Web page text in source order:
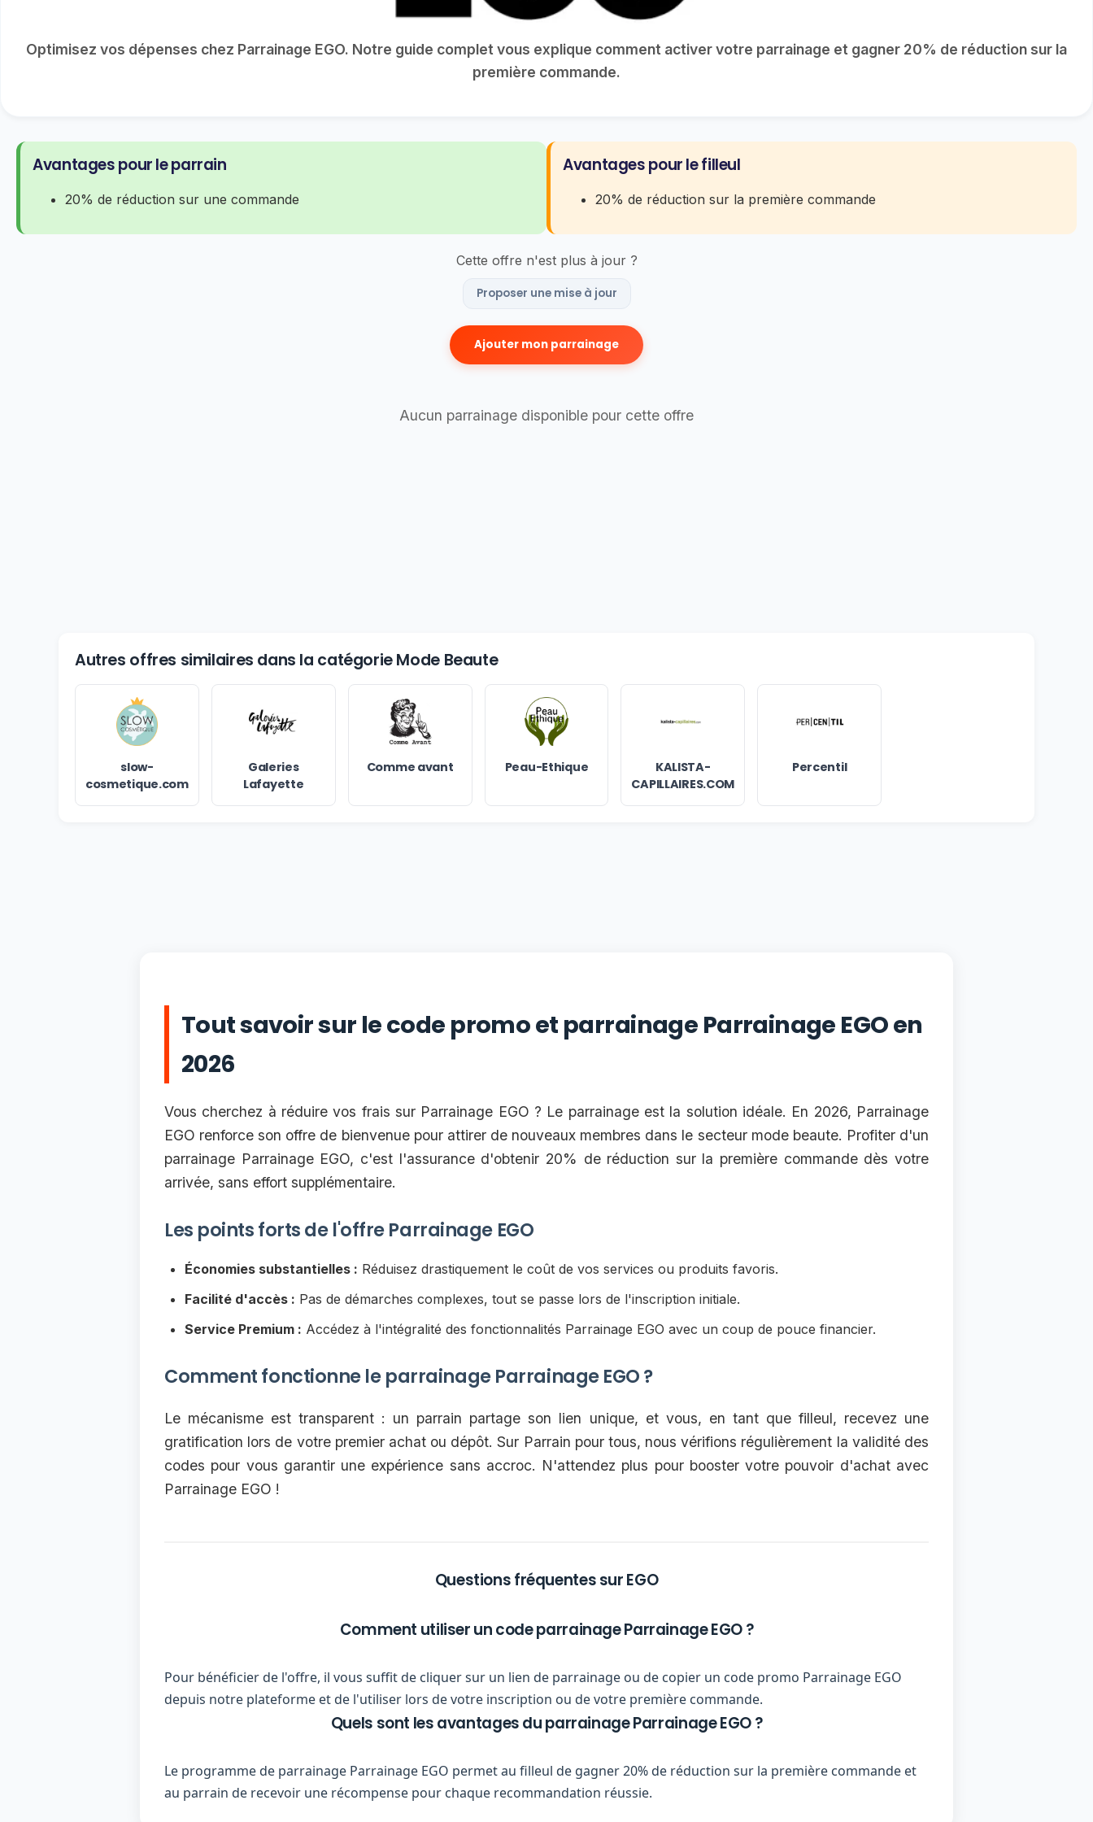
Optimisez vos dépenses chez Parrainage EGO. Notre guide complet vous explique comment activer votre parrainage et gagner 20% de réduction sur la
première commande.
Avantages pour le parrain
20% de réduction sur une commande
Avantages pour le filleul
20% de réduction sur la première commande
Cette offre n'est plus à jour ?
Proposer une mise à jour
Ajouter mon parrainage
Aucun parrainage disponible pour cette offre
Autres offres similaires dans la catégorie Mode Beaute
slow-
cosmetique.com
Galeries
Lafayette
Comme avant Peau-Ethique
KALISTA-
CAPILLAIRES.COM
Percentil
Tout savoir sur le code promo et parrainage Parrainage EGO en
2026
Vous cherchez à réduire vos frais sur Parrainage EGO ? Le parrainage est la solution idéale. En 2026, Parrainage
EGO renforce son offre de bienvenue pour attirer de nouveaux membres dans le secteur mode beaute. Profiter d'un
parrainage Parrainage EGO, c'est l'assurance d'obtenir 20% de réduction sur la première commande dès votre
arrivée, sans effort supplémentaire.
Les points forts de l'offre Parrainage EGO
Économies substantielles : Réduisez drastiquement le coût de vos services ou produits favoris.
Facilité d'accès : Pas de démarches complexes, tout se passe lors de l'inscription initiale.
Service Premium : Accédez à l'intégralité des fonctionnalités Parrainage EGO avec un coup de pouce financier.
Comment fonctionne le parrainage Parrainage EGO ?
Le mécanisme est transparent : un parrain partage son lien unique, et vous, en tant que filleul, recevez une
gratification lors de votre premier achat ou dépôt. Sur Parrain pour tous, nous vérifions régulièrement la validité des
codes pour vous garantir une expérience sans accroc. N'attendez plus pour booster votre pouvoir d'achat avec
Parrainage EGO !
Questions fréquentes sur EGO
Comment utiliser un code parrainage Parrainage EGO ?
Pour bénéficier de l'offre, il vous suffit de cliquer sur un lien de parrainage ou de copier un code promo Parrainage EGO
depuis notre plateforme et de l'utiliser lors de votre inscription ou de votre première commande.
Quels sont les avantages du parrainage Parrainage EGO ?
Le programme de parrainage Parrainage EGO permet au filleul de gagner 20% de réduction sur la première commande et
au parrain de recevoir une récompense pour chaque recommandation réussie.